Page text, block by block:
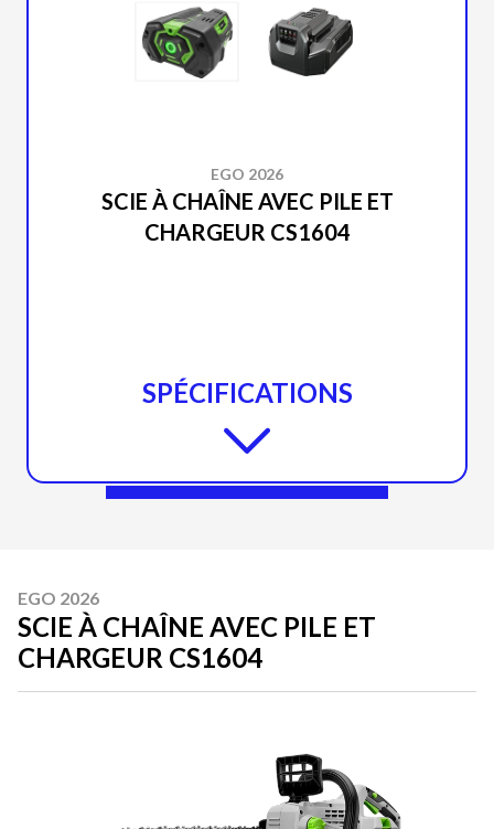
EGO 2026
SCIE À CHAÎNE AVEC PILE ET
CHARGEUR CS1604
SPÉCIFICATIONS
EGO 2026
SCIE À CHAÎNE AVEC PILE ET
CHARGEUR CS1604